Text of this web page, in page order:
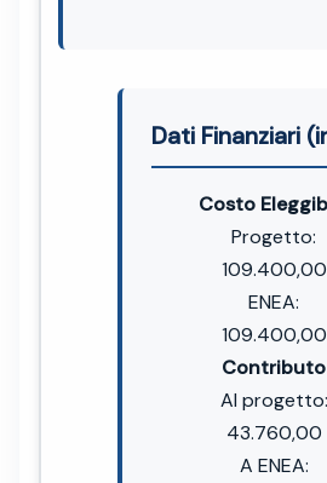
Dati Finanziari
Costo
Progetto:
109.400,00
ENEA:
109.400,00
Contributo
Al progetto:
43.760,00
A ENEA: